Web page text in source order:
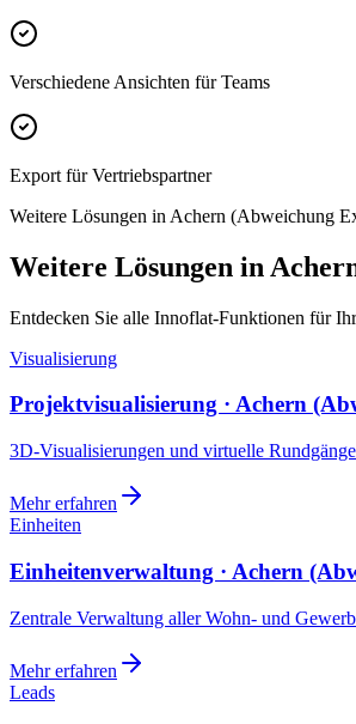
Verschiedene Ansichten für Teams
Export für Vertriebspartner
Weitere Lösungen in Achern (Abweichung
Weitere Lösungen in
Entdecken Sie alle Innoflat-Funktionen für
Visualisierung
Projektvisualisierung · Achern
3D-Visualisierungen und virtuelle
Mehr erfahren
Einheiten
Einheitenverwaltung · Achern
Zentrale Verwaltung aller Wohn- und
Mehr erfahren
Leads